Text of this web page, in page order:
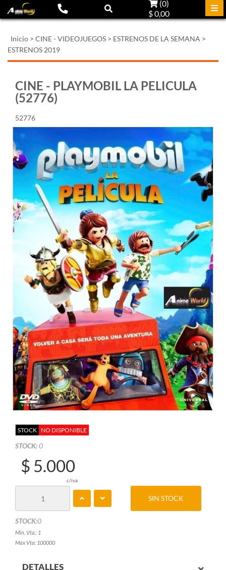
(0)
$ 0,00
Inicio > CINE - VIDEOJUEGOS > ESTRENOS DE LA SEMANA >
ESTRENOS 2019
CINE - PLAYMOBIL LA PELICULA
(52776)
52776
STOCK NO DISPONIBLE
STOCK:0
$ 5.000
c/iva
STOCK:0
Min. Vta.: 1
Max Vta: 100000
SIN STOCK
DETALLES